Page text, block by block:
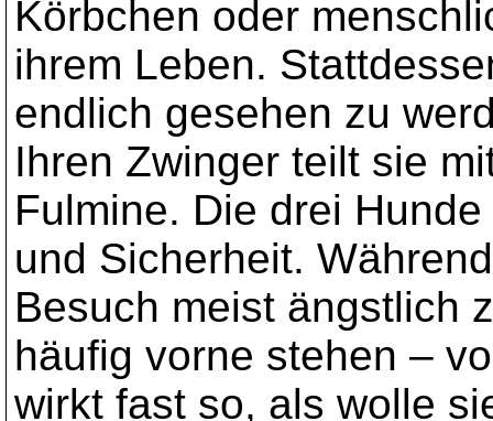
Körbchen oder
ihrem Leben.
endlich gesehen zu
Ihren Zwinger teilt sie
Fulmine. Die drei
und Sicherheit.
Besuch meist ängstlich
häufig vorne stehen –
wirkt fast so, als wolle